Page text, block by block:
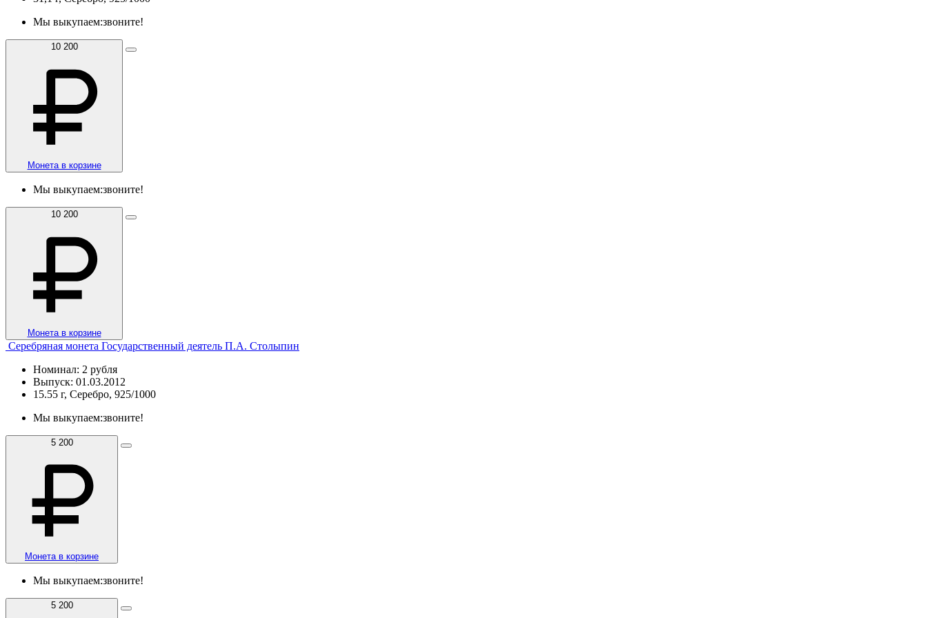
Мы выкупаем:звоните!
10 200
Монета в корзине
Мы выкупаем:звоните!
10 200
Монета в корзине
Серебряная монета Государственный деятель П.А. Столыпин
Номинал: 2 рубля
Выпуск: 01.03.2012
15.55 г, Серебро, 925/1000
Мы выкупаем:звоните!
5 200
Монета в корзине
Мы выкупаем:звоните!
5 200